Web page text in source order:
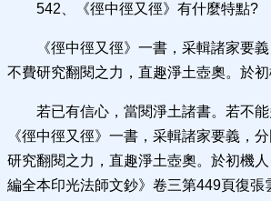
542、《徑中徑又徑》有什麼特點?
《徑中徑又徑》一書，采輯諸家要
不費研究翻閱之力，直趣淨土壺奧。於初
若已有信心，當閱淨土諸書。若不
《徑中徑又徑》一書，采輯諸家要義，
研究翻閱之力，直趣淨土壺奧。於初機
編全本印光法師文鈔》卷三第449頁復張